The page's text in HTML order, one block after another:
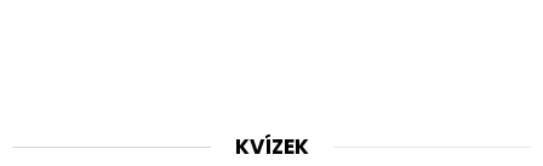
KVÍZEK